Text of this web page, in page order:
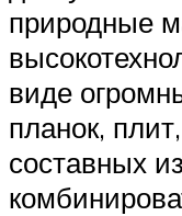
природные
виде
планок,
составных